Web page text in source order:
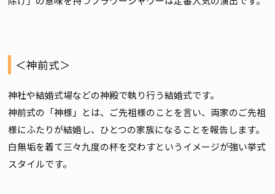
＜神前式＞
神社や結婚式場などの神殿で執り行う結婚式です。
神前式の「神様」とは、ご先祖様のことを言い、両家のご先祖
様にふたりが結婚し、ひとつの家族になることを報告します。
白無垢を着て三々九度の杯を交わすというイメージが強い挙式
スタイルです。